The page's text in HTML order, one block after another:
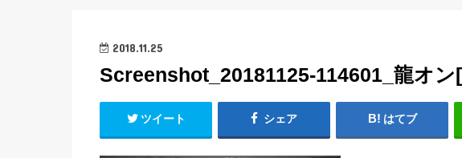
2018.11.25
Screenshot_20181125-114601_龍オン
ツイート シェア はてブ